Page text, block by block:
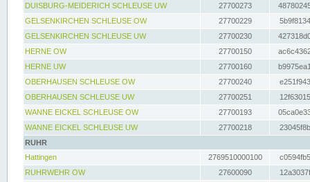
DUISBURG-MEIDERICH SCHLEUSE UW
27700273
GELSENKIRCHEN SCHLEUSE OW
27700229
GELSENKIRCHEN SCHLEUSE UW
27700230
HERNE OW
27700150
HERNE UW
27700160
OBERHAUSEN SCHLEUSE OW
27700240
OBERHAUSEN SCHLEUSE UW
27700251
WANNE EICKEL SCHLEUSE OW
27700193
WANNE EICKEL SCHLEUSE UW
27700218
RUHR
Hattingen
2769510000100
RUHRWEHR OW
27600090